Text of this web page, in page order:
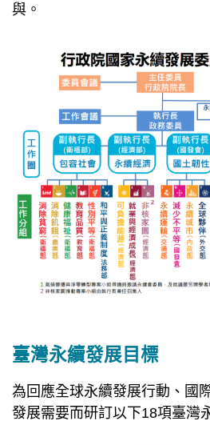
與。
臺灣永續發展目標
為回應全球永續發展行動、國
發展需要而研訂以下18項臺灣